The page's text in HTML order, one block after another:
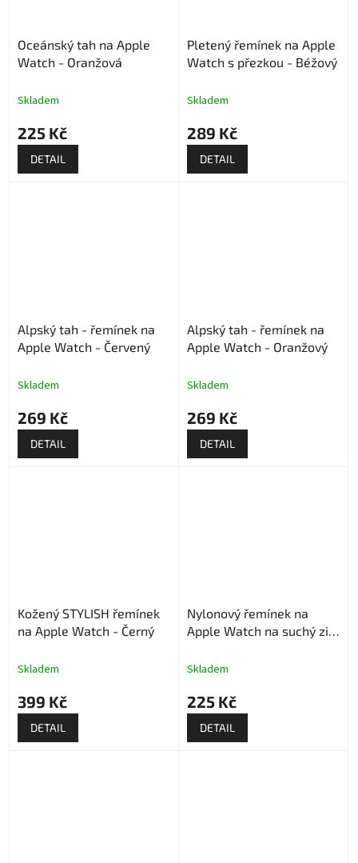
Oceánský tah na Apple
Watch - Oranžová
Skladem
225 Kč
DETAIL
Pletený řemínek na Apple
Watch s přezkou - Béžový
Skladem
289 Kč
DETAIL
Alpský tah - řemínek na
Apple Watch - Červený
Skladem
269 Kč
DETAIL
Alpský tah - řemínek na
Apple Watch - Oranžový
Skladem
269 Kč
DETAIL
Kožený STYLISH řemínek
na Apple Watch - Černý
Skladem
399 Kč
DETAIL
Nylonový řemínek na
Apple Watch na suchý zip
Skladem
225 Kč
DETAIL